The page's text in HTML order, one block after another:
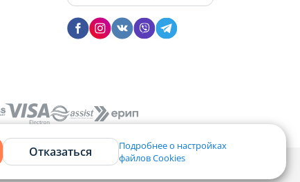
Отказаться
Подробнее о настройках
файлов Cookies